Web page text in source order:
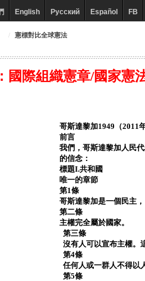
English Русский Español FB
憲標對比全球憲法
國際組織憲章/國家憲
哥斯達黎加1949（2011
前言
我們，哥斯達黎加人民
的信念：
標題I.共和國
唯一的章節
第1條
哥斯達黎加是一個民主
第二條
主權完全屬於國家。
第三條
沒有人可以宣布主權。
第4條
任何人或一群人不得以
第5條